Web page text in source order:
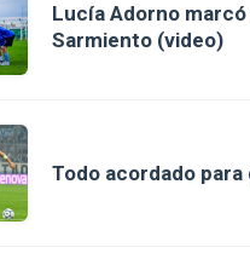
Lucía Adorno
Sarmiento (video)
Todo acordado para